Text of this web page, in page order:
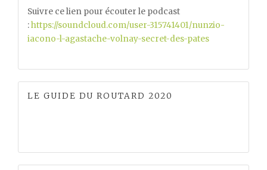
Suivre ce lien pour écouter le podcast
:https://soundcloud.com/user-315741401/nunzio-
iacono-l-agastache-volnay-secret-des-pates
LE GUIDE DU ROUTARD 2020